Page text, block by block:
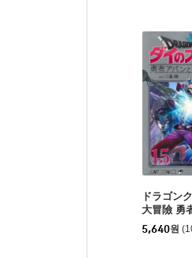
ドラゴン
大冒險 勇
の魔王 15
5,640원